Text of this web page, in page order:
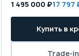
1 495 000 ₽17 797